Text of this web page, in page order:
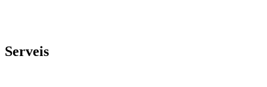
Serveis